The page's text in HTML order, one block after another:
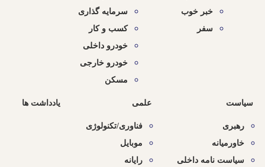
خبر خوب
سفر
سرمایه گذاری
کسب و کار
خودرو داخلی
خودرو خارجی
مسکن
سیاست
رهبری
خاورمیانه
سیاست نامه داخلی
علمی
فناوری/تکنولوژی
موبایل
رایانه
یادداشت ها